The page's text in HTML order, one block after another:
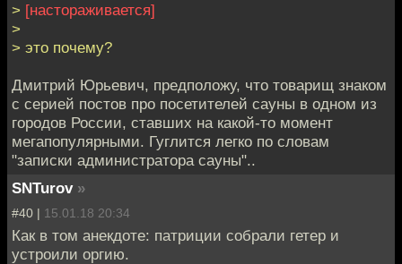
> [настораживается]
>
> это почему?
Дмитрий Юрьевич, предположу, что товарищ знаком
с серией постов про посетителей сауны в одном из
городов России, ставших на какой-то момент
мегапопулярными. Гуглится легко по словам
"записки администратора сауны"..
SNTurov »
#40 | 15.01.18 20:34
Как в том анекдоте: патриции собрали гетер и
устроили оргию.